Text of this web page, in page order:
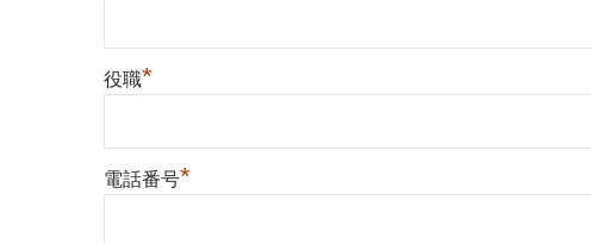
役職*
電話番号*